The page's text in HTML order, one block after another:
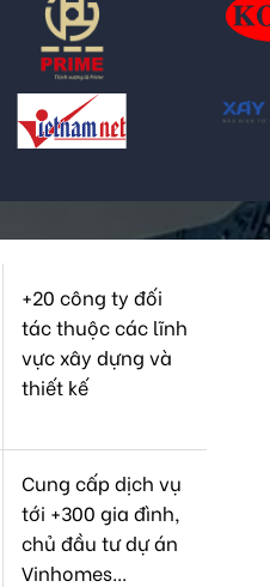
+20 công ty đối
tác thuộc các lĩnh
vực xây dựng và
thiết kế
Cung cấp dịch vụ
tới +300 gia đình,
chủ đầu tư dự án
Vinhomes...